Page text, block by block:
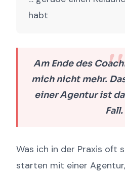
habt
Am Ende des
mich nicht mehr.
einer Agentur ist
Fall.
Was ich in der Praxis oft
starten mit einer